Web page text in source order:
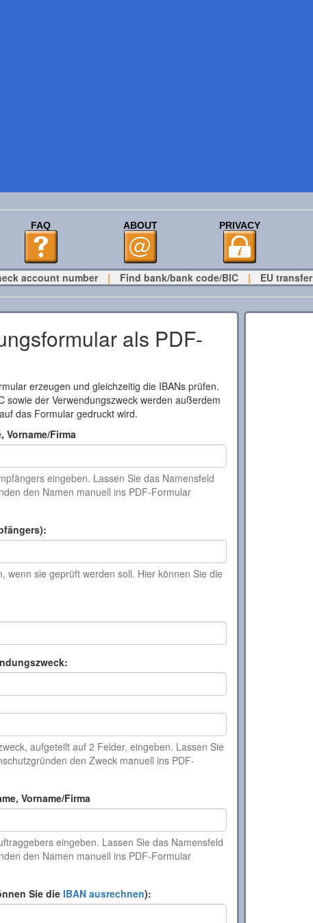
FAQ ABOUT PRIVACY
account number | Find bank/bank code/BIC | EU transfer
als PDF-
erzeugen und gleichzeitig die IBANs prüfen.
sowie der Verwendungszweck werden außerdem
das Formular gedruckt wird.
Vorname/Firma
eingeben. Lassen Sie das Namensfeld
den Namen manuell ins PDF-Formular
wenn sie geprüft werden soll. Hier können Sie die
aufgeteilt auf 2 Felder, eingeben. Lassen Sie
den Zweck manuell ins PDF-
Vorname/Firma
eingeben. Lassen Sie das Namensfeld
den Namen manuell ins PDF-Formular
Sie die IBAN ausrechnen):